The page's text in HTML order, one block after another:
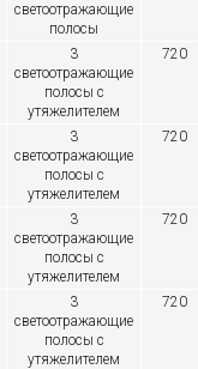
светоотражающие
полосы
3
светоотражающие
полосы с
утяжелителем
720
3
светоотражающие
полосы с
утяжелителем
720
3
светоотражающие
полосы с
утяжелителем
720
3
светоотражающие
полосы с
утяжелителем
720